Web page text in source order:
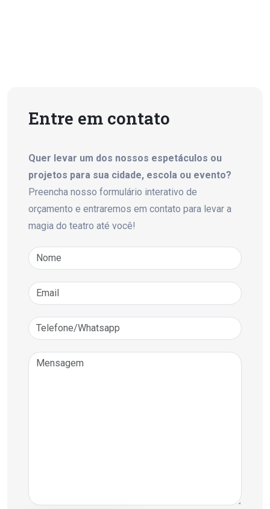
Entre em contato
Quer levar um dos nossos espetáculos ou
projetos para sua cidade, escola ou evento?
Preencha nosso formulário interativo de
orçamento e entraremos em contato para levar a
magia do teatro até você!